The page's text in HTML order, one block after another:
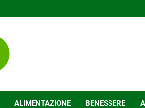
ALIMENTAZIONE BENESSERE